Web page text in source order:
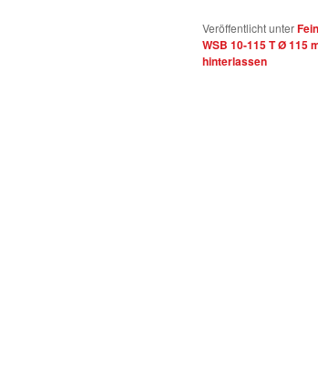
Veröffentlicht unter
WSB 10-115 T Ø 115
hinterlassen